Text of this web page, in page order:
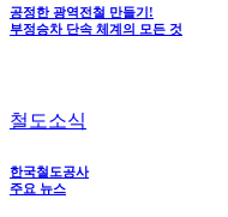
공정한 광역전철 만들기!
부정승차 단속 체계의 모든 것
철도소식
한국철도공사
주요 뉴스